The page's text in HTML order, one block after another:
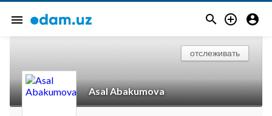
menu   
Asal Abakumova
отслеживать